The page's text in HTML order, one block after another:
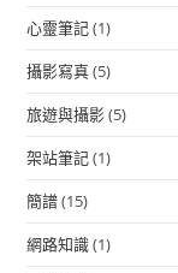
心靈筆記(1)
攝影寫真(5)
旅遊與攝影(5)
架站筆記(1)
簡譜(15)
網路知識(1)